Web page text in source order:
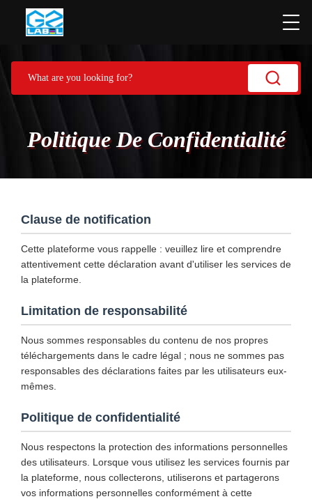
Politique De Confidentialité
Clause de notification
Cette plateforme vous rappelle : veuillez lire et comprendre
attentivement cette déclaration avant d'utiliser les services de
la plateforme.
Limitation de responsabilité
Nous sommes responsables du contenu de nos propres
téléchargements dans le cadre légal ; nous ne sommes pas
responsables des déclarations faites par les utilisateurs eux-
mêmes.
Politique de confidentialité
Nous respectons la protection des informations personnelles
des utilisateurs. Lorsque vous utilisez les services fournis par
la plateforme, nous collecterons, utiliserons et partagerons
vos informations personnelles conformément à cette